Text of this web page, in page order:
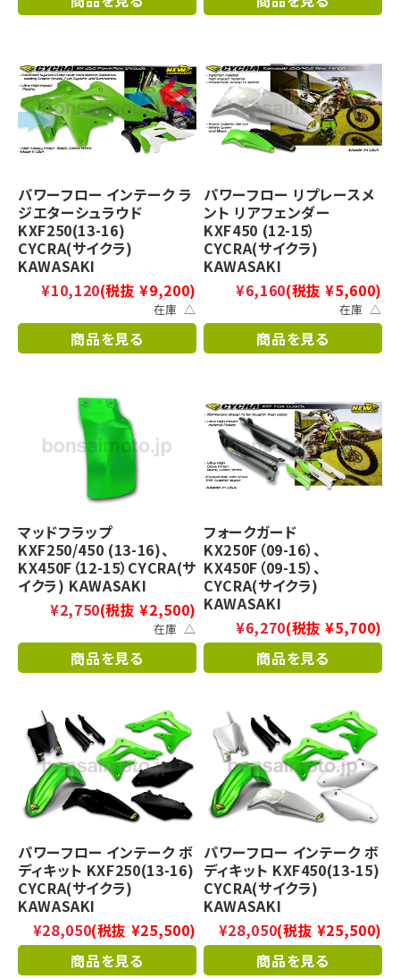
パワーフロー インテーク ラ
ジエターシュラウド
KXF250(13-16)
CYCRA(サイクラ)
KAWASAKI
¥10,120(税抜 ¥9,200)
在庫 △
商品を見る
パワーフロー リプレースメ
ント リアフェンダー
KXF450 (12-15）
CYCRA(サイクラ)
KAWASAKI
¥6,160(税抜 ¥5,600)
在庫 △
商品を見る
マッドフラップ
KXF250/450 (13-16)、
KX450F（12-15）CYCRA(サ
イクラ) KAWASAKI
¥2,750(税抜 ¥2,500)
在庫 △
商品を見る
フォークガード
KX250F（09-16）、
KX450F（09-15）、
CYCRA(サイクラ)
KAWASAKI
¥6,270(税抜 ¥5,700)
商品を見る
パワーフロー インテーク ボ
ディキット KXF250(13-16)
CYCRA(サイクラ)
KAWASAKI
¥28,050(税抜 ¥25,500)
商品を見る
パワーフロー インテーク ボ
ディキット KXF450(13-15)
CYCRA(サイクラ)
KAWASAKI
¥28,050(税抜 ¥25,500)
商品を見る